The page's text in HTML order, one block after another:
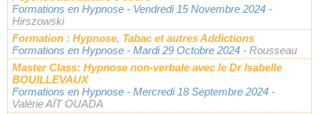
Formations en Hypnose - Vendredi 15 Novembre 2024 -
Hirszowski
Formation : Hypnose, Tabac et autres Addictions
Formations en Hypnose - Mardi 29 Octobre 2024 - Rousseau
Master Class: Hypnose non-verbale avec le Dr Isabelle
BOUILLEVAUX
Formations en Hypnose - Mercredi 18 Septembre 2024 -
Valérie AÏT OUADA